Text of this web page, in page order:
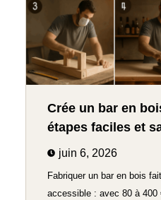
Crée un bar en
étapes faciles et
juin 6, 2026
Fabriquer un bar en bois
accessible : avec 80 à 400